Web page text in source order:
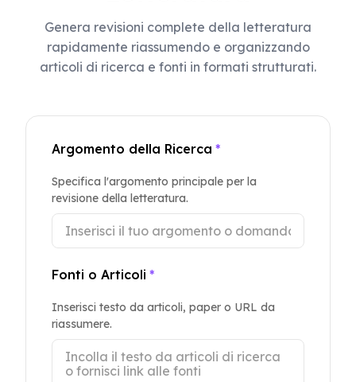
Genera revisioni complete della letteratura
rapidamente riassumendo e organizzando
articoli di ricerca e fonti in formati strutturati.
Argomento della Ricerca *
Specifica l'argomento principale per la
revisione della letteratura.
Fonti o Articoli *
Inserisci testo da articoli, paper o URL da
riassumere.